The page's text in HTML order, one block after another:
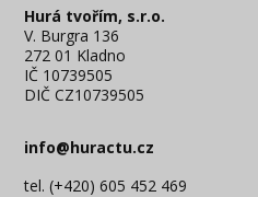
Hurá tvořím, s.r.o.
V. Burgra 136
272 01 Kladno
IČ 10739505
DIČ CZ10739505
info@huractu.cz
tel. (+420) 605 452 469